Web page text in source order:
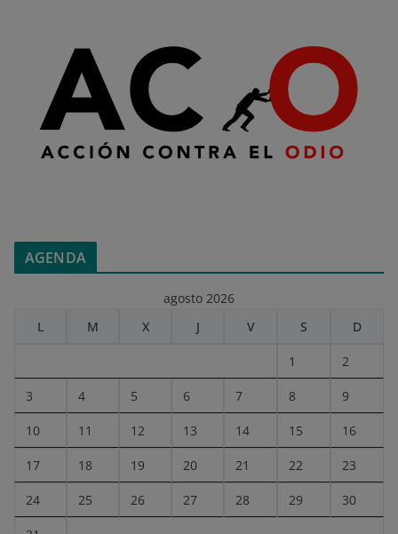
AGENDA
agosto 2026
L
M X J V S D
1 2
3 4 5 6 7 8 9
10 11 12 13 14 15 16
17 18 19 20 21 22 23
24 25 26 27 28 29 30